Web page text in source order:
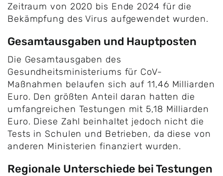
Zeitraum von 2020 bis Ende 2024 für die
Bekämpfung des Virus aufgewendet wurden.
Gesamtausgaben und Hauptposten
Die Gesamtausgaben des
Gesundheitsministeriums für CoV-
Maßnahmen belaufen sich auf 11,46 Milliarden
Euro. Den größten Anteil daran hatten die
umfangreichen Testungen mit 5,18 Milliarden
Euro. Diese Zahl beinhaltet jedoch nicht die
Tests in Schulen und Betrieben, da diese von
anderen Ministerien finanziert wurden.
Regionale Unterschiede bei Testungen